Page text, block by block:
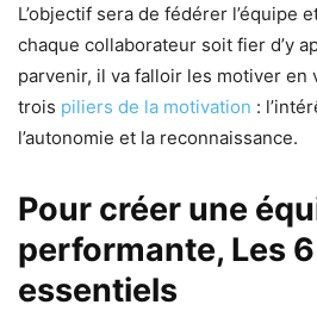
L’objectif sera de fédérer l’équipe
chaque collaborateur soit fier d’y
parvenir, il va falloir les motiver en
trois piliers de la motivation :
l’autonomie et la reconnaissance.
Pour créer une
performante, Les
essentiels